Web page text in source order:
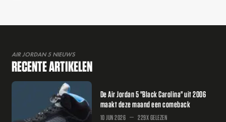
AIR JORDAN 5 NIEUWS
RECENTE ARTIKELEN
De Air Jordan 5 "Black Carolina" uit 2006
maakt deze maand een comeback
10 JUN 2026 229X GELEZEN